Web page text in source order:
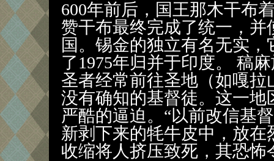
600年前后，国王那木干布
赞干布最终完成了统一，
国。锡金的独立有名无实
了1975年归并于印度。 稿
圣者经常前往圣地（如嘎
没有确知的基督徒。这一
严酷的逼迫。“以前改信基
新剥下来的牦牛皮中，放
收缩将人挤压致死，其恐怖